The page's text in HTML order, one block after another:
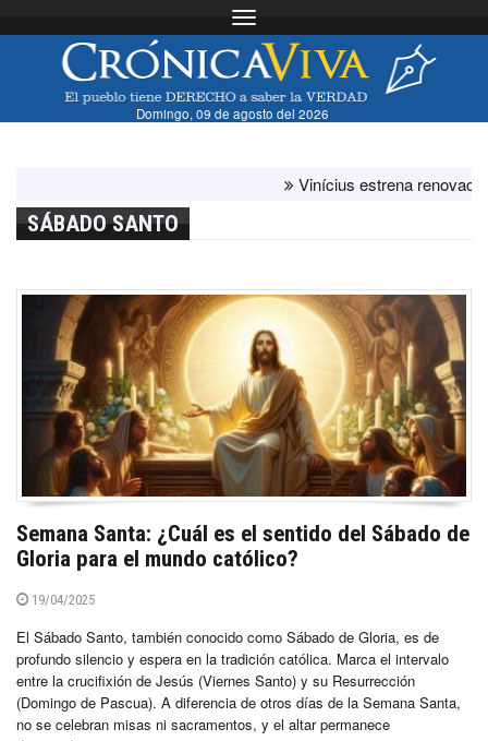
Toggle navigation
Domingo, 09 de agosto del 2026
Vinícius estrena renovación
SÁBADO SANTO
Semana Santa: ¿Cuál es el sentido del Sábado de
Gloria para el mundo católico?
19/04/2025
El Sábado Santo, también conocido como Sábado de Gloria, es de
profundo silencio y espera en la tradición católica. Marca el intervalo
entre la crucifixión de Jesús (Viernes Santo) y su Resurrección
(Domingo de Pascua). A diferencia de otros días de la Semana Santa,
no se celebran misas ni sacramentos, y el altar permanece